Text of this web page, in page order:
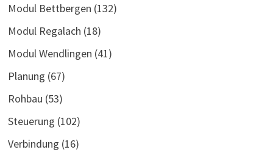
Modul Bettbergen (132)
Modul Regalach (18)
Modul Wendlingen (41)
Planung (67)
Rohbau (53)
Steuerung (102)
Verbindung (16)